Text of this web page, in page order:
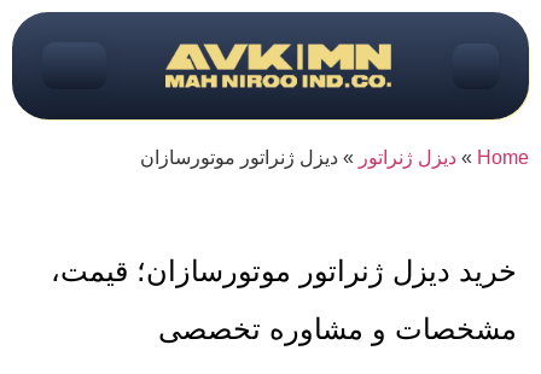
Home
» دیزل ژنراتور » دیزل ژنراتور موتورسازان
خرید دیزل ژنراتور موتورسازان؛ قیمت،
مشخصات و مشاوره تخصصی